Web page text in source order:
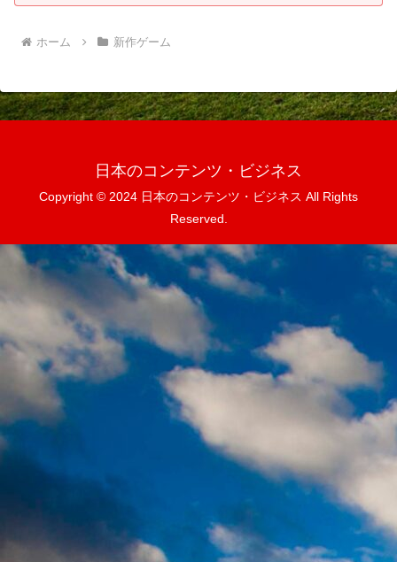
ホーム 新作ゲーム
日本のコンテンツ・ビジネス
Copyright © 2024 日本のコンテンツ・ビジネス All Rights
Reserved.